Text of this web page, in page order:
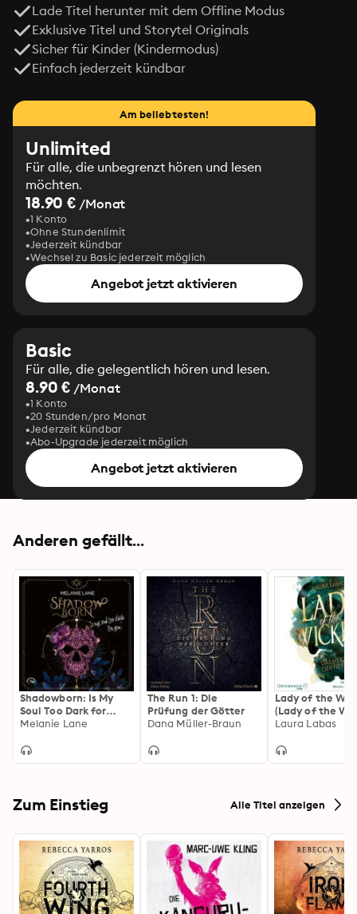
Lade Titel herunter mit dem Offline Modus
Exklusive Titel und Storytel Originals
Sicher für Kinder (Kindermodus)
Einfach jederzeit kündbar
Am beliebtesten!
Unlimited
Für alle, die unbegrenzt hören und lesen
möchten.
18.90 € /Monat
1 Konto
Ohne Stundenlimit
Jederzeit kündbar
Wechsel zu Basic jederzeit möglich
Angebot jetzt aktivieren
Basic
Für alle, die gelegentlich hören und lesen.
8.90 € /Monat
1 Konto
20 Stunden/pro Monat
Jederzeit kündbar
Abo-Upgrade jederzeit möglich
Angebot jetzt aktivieren
Anderen gefällt...
Shadowborn: Is My
Soul Too Dark for
You?
Melanie Lane
The Run 1: Die
Prüfung der Götter
Dana Müller-Braun
Lady of the
(Lady of the
1): Das Herz der
Laura Labas
Zum Einstieg Alle Titel anzeigen